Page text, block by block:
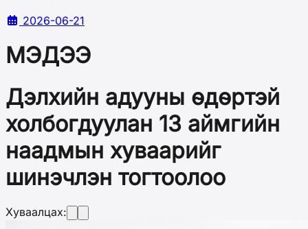
2026-06-21
МЭДЭЭ
Дэлхийн адууны өдөртэй
холбогдуулан 13 аймгийн
наадмын хуваарийг
шинэчлэн тогтоолоо
Хуваалцах: